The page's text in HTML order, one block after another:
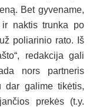
Bet gyvename,
naktis trunka po
poliarinio rato. Iš
redakcija gali
nors partneris
dar galime tikėtis,
prekės (t.y.